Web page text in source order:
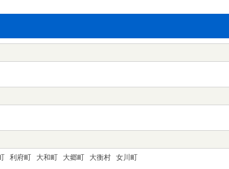
利府町 大和町 大郷町 大衡村 女川町